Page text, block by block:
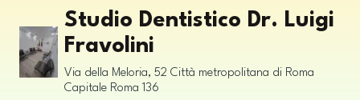
Studio Dentistico Dr. Luigi
Fravolini
Via della Meloria, 52 Città metropolitana di Roma
Capitale Roma 136